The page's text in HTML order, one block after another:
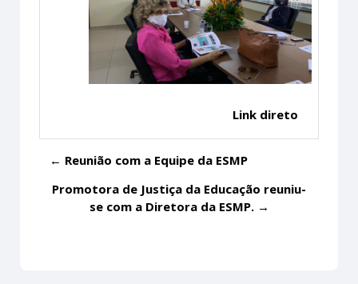
Link direto
← Reunião com a Equipe da ESMP
Promotora de Justiça da Educação reuniu-
se com a Diretora da ESMP. →